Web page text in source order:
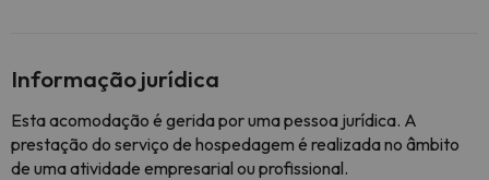
Informação jurídica
Esta acomodação é gerida por uma pessoa jurídica. A
prestação do serviço de hospedagem é realizada no âmbito
de uma atividade empresarial ou profissional.